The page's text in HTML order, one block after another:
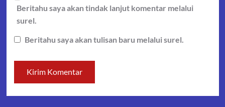
Beritahu saya akan tindak lanjut komentar melalui
surel.
Beritahu saya akan tulisan baru melalui surel.